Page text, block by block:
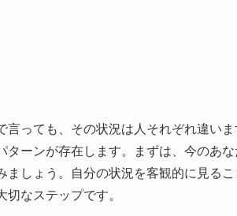
言っても、その状況は人それぞれ違い
ターンが存在します。まずは、今のあ
ましょう。自分の状況を客観的に見る
なステップです。